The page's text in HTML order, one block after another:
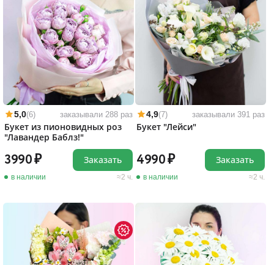
5,0(6) заказывали 288 раз
Букет из пионовидных роз
"Лавандер Баблз!"
3990
в наличии 2 ч.
Заказать
4,9(7) заказывали 391 раз
Букет "Лейси"
4990
в наличии 2 ч.
Заказать